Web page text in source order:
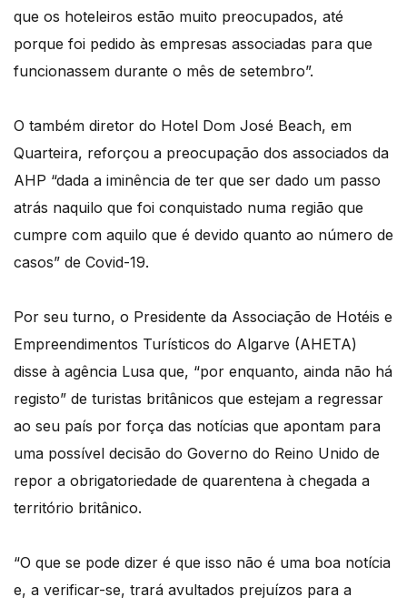
que os hoteleiros estão muito preocupados, até
porque foi pedido às empresas associadas para que
funcionassem durante o mês de setembro”.
O também diretor do Hotel Dom José Beach, em
Quarteira, reforçou a preocupação dos associados da
AHP “dada a iminência de ter que ser dado um passo
atrás naquilo que foi conquistado numa região que
cumpre com aquilo que é devido quanto ao número de
casos” de Covid-19.
Por seu turno, o Presidente da Associação de Hotéis e
Empreendimentos Turísticos do Algarve (AHETA)
disse à agência Lusa que, “por enquanto, ainda não há
registo” de turistas britânicos que estejam a regressar
ao seu país por força das notícias que apontam para
uma possível decisão do Governo do Reino Unido de
repor a obrigatoriedade de quarentena à chegada a
território britânico.
“O que se pode dizer é que isso não é uma boa notícia
e, a verificar-se, trará avultados prejuízos para a